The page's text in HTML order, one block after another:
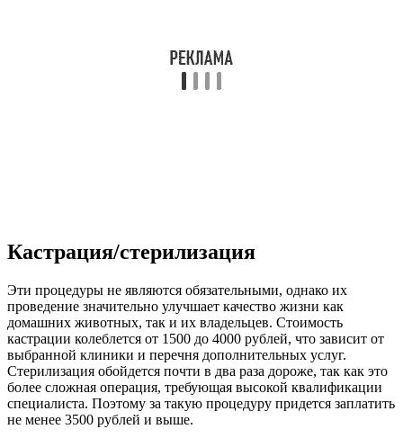
Кастрация/стерилизация
Эти процедуры не являются обязательными, однако их
проведение значительно улучшает качество жизни как
домашних животных, так и их владельцев. Стоимость
кастрации колеблется от 1500 до 4000 рублей, что зависит от
выбранной клиники и перечня дополнительных услуг.
Стерилизация обойдется почти в два раза дороже, так как это
более сложная операция, требующая высокой квалификации
специалиста. Поэтому за такую процедуру придется заплатить
не менее 3500 рублей и выше.